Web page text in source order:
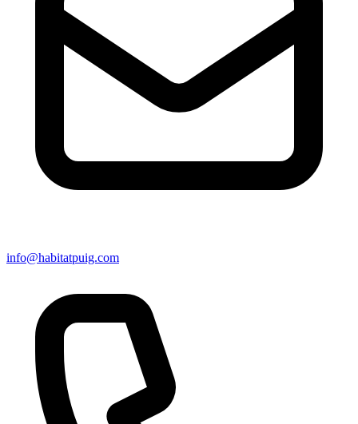
info@habitatpuig.com